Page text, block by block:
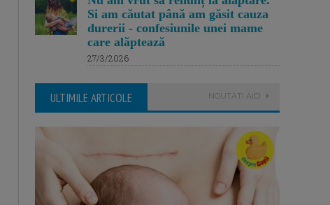
Si am căutat până am găsit cauza
durerii - confesiunile unei mame
care alăptează
27/3/2026
ULTIMILE ARTICOLE NOUTATI AICI